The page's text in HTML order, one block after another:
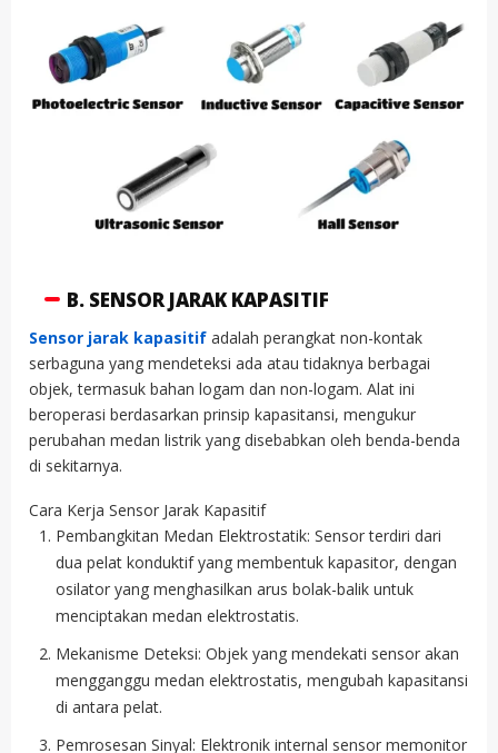
B. SENSOR JARAK KAPASITIF
Sensor jarak kapasitif adalah perangkat non-kontak
serbaguna yang mendeteksi ada atau tidaknya berbagai
objek, termasuk bahan logam dan non-logam. Alat ini
beroperasi berdasarkan prinsip kapasitansi, mengukur
perubahan medan listrik yang disebabkan oleh benda-benda
di sekitarnya.
Cara Kerja Sensor Jarak Kapasitif
Pembangkitan Medan Elektrostatik: Sensor terdiri dari
dua pelat konduktif yang membentuk kapasitor, dengan
osilator yang menghasilkan arus bolak-balik untuk
menciptakan medan elektrostatis.
Mekanisme Deteksi: Objek yang mendekati sensor akan
mengganggu medan elektrostatis, mengubah kapasitansi
di antara pelat.
Pemrosesan Sinyal: Elektronik internal sensor memonitor